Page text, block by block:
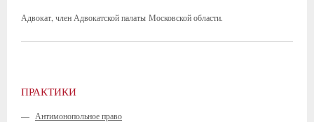
Адвокат, член Адвокатской палаты Московской области.
ПРАКТИКИ
— Антимонопольное право